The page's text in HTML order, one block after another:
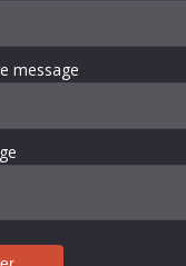
message